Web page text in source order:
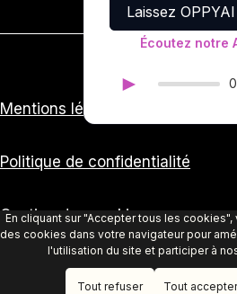
Mentions légales
Politique de confidentialité
Gestion des cookies
Laissez
Écoutez notre
►
Contact Essayer
En cliquant sur "Accepter tous les
des cookies dans votre navigateur pour
l'utilisation du site et participer à
Tout refuser Tout